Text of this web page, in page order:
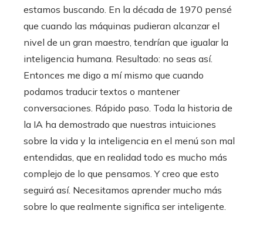
estamos buscando. En la década de 1970 pensé
que cuando las máquinas pudieran alcanzar el
nivel de un gran maestro, tendrían que igualar la
inteligencia humana. Resultado: no seas así.
Entonces me digo a mí mismo que cuando
podamos traducir textos o mantener
conversaciones. Rápido paso. Toda la historia de
la IA ha demostrado que nuestras intuiciones
sobre la vida y la inteligencia en el menú son mal
entendidas, que en realidad todo es mucho más
complejo de lo que pensamos. Y creo que esto
seguirá así. Necesitamos aprender mucho más
sobre lo que realmente significa ser inteligente.